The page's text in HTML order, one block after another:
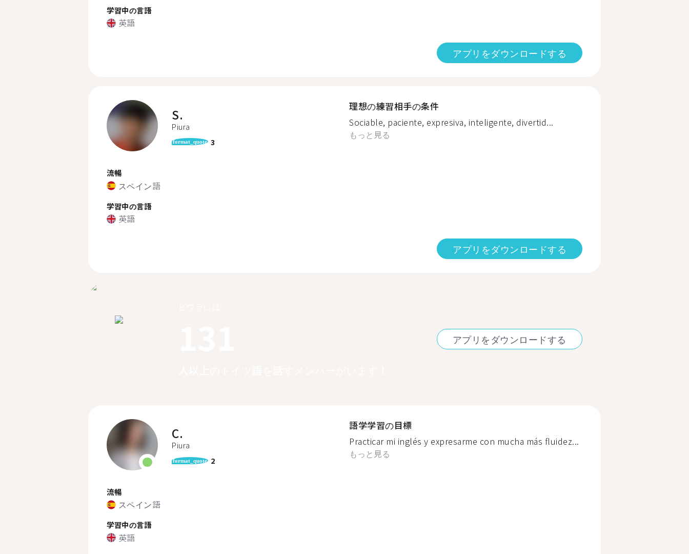
学習中の言語
英語
アプリをダウンロードする
S.
Piura
format_quote 3
流暢
スペイン語
学習中の言語
英語
理想の練習相手の条件
Sociable, paciente, expresiva, inteligente, divertid...
もっと見る
アプリをダウンロードする
アプリをダウンロードする
C.
Piura
format_quote 2
流暢
スペイン語
学習中の言語
英語
語学学習の目標
Practicar mi inglés y expresarme con mucha más fluidez...
もっと見る